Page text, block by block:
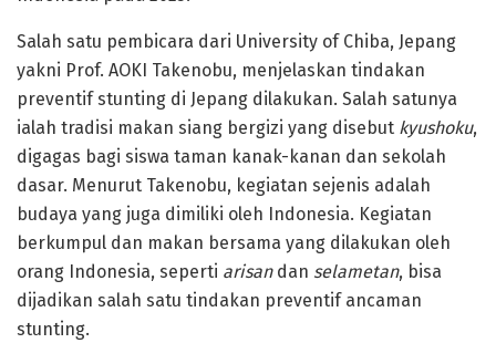
Salah satu pembicara dari University of Chiba, Jepang
yakni Prof. AOKI Takenobu, menjelaskan tindakan
preventif stunting di Jepang dilakukan. Salah satunya
ialah tradisi makan siang bergizi yang disebut kyushoku,
digagas bagi siswa taman kanak-kanan dan sekolah
dasar. Menurut Takenobu, kegiatan sejenis adalah
budaya yang juga dimiliki oleh Indonesia. Kegiatan
berkumpul dan makan bersama yang dilakukan oleh
orang Indonesia, seperti arisandan selametan, bisa
dijadikan salah satu tindakan preventif ancaman
stunting.